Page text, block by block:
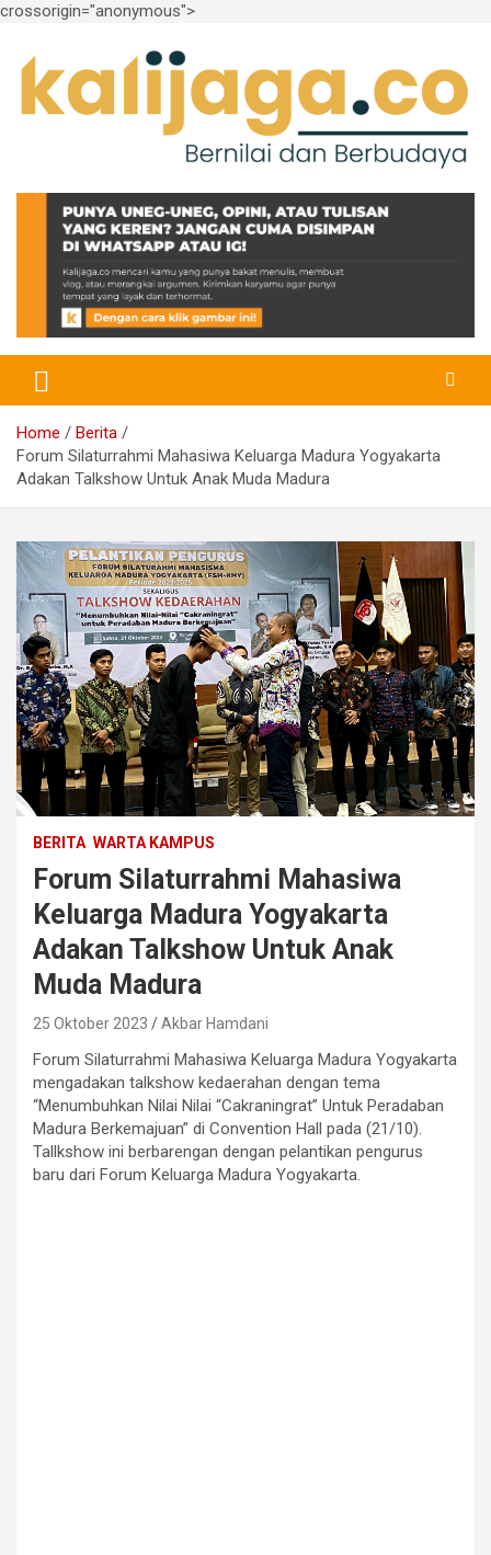
crossorigin="anonymous">
content
kalijaga.co
Home
Berita
Forum Silaturrahmi Mahasiwa Keluarga Madura Yogyakarta
Adakan Talkshow Untuk Anak Muda Madura
BERITA WARTA KAMPUS
Forum Silaturrahmi Mahasiwa
Keluarga Madura Yogyakarta
Adakan Talkshow Untuk Anak
Muda Madura
25 Oktober 2023 Akbar Hamdani
Forum Silaturrahmi Mahasiwa Keluarga Madura Yogyakarta
mengadakan talkshow kedaerahan dengan tema
“Menumbuhkan Nilai Nilai “Cakraningrat” Untuk Peradaban
Madura Berkemajuan” di Convention Hall pada (21/10).
Tallkshow ini berbarengan dengan pelantikan pengurus
baru dari Forum Keluarga Madura Yogyakarta.